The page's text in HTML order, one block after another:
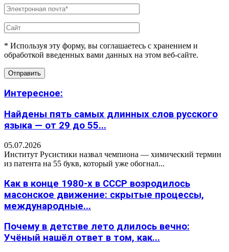
* Используя эту форму, вы соглашаетесь с хранением и
обработкой введенных вами данных на этом веб-сайте.
Интересное:
Найдены пять самых длинных слов русского
языка — от 29 до 55...
05.07.2026
Институт Русистики назвал чемпиона — химический термин
из патента на 55 букв, который уже обогнал...
Как в конце 1980-х в СССР возродилось
масонское движение: скрытые процессы,
международные...
Почему в детстве лето длилось вечно:
Учёный нашёл ответ в том, как...